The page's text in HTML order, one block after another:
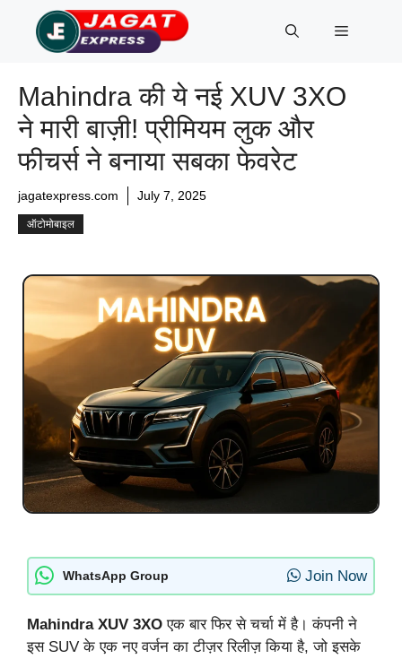
content
Menu
Mahindra की ये नई XUV 3XO
ने मारी बाज़ी! प्रीमियम लुक और
फीचर्स ने बनाया सबका फेवरेट
jagatexpress.com July 7, 2025
ऑटोमोबाइल
WhatsApp Group Join Now
Mahindra XUV 3XO एक बार फिर से चर्चा में है। कंपनी ने
इस SUV के एक नए वर्जन का टीज़र रिलीज़ किया है, जो इसके